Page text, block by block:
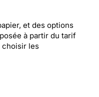
et des options
à partir du tarif
choisir les